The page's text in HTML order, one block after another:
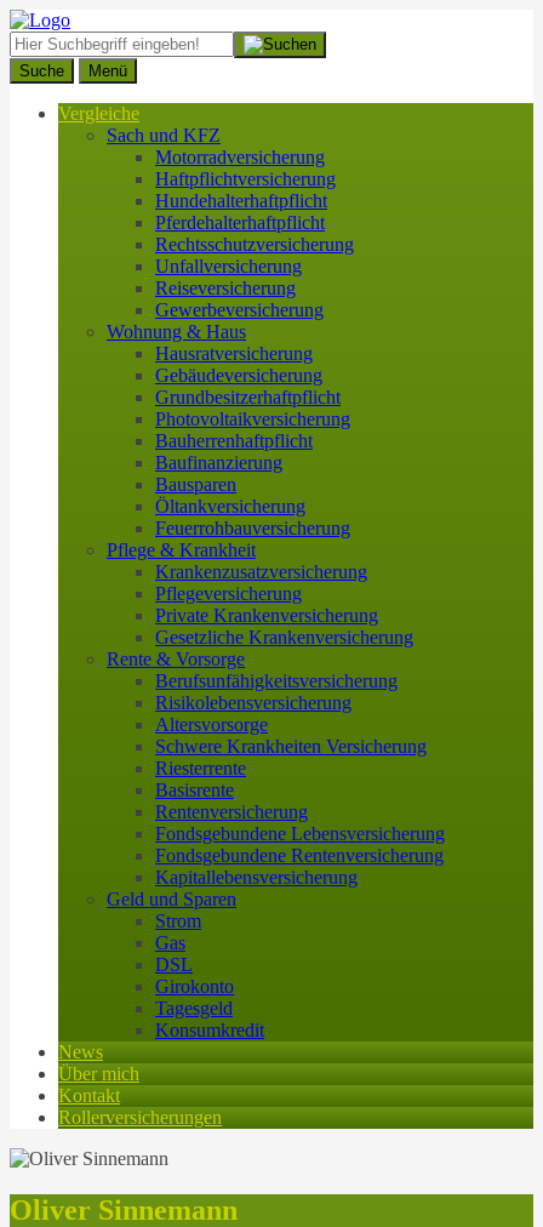
Suche Menü
Vergleiche
Sach und KFZ
Motorradversicherung
Haftpflichtversicherung
Hundehalterhaftpflicht
Pferdehalterhaftpflicht
Rechtsschutzversicherung
Unfallversicherung
Reiseversicherung
Gewerbeversicherung
Wohnung & Haus
Hausratversicherung
Gebäudeversicherung
Grundbesitzerhaftpflicht
Photovoltaikversicherung
Bauherrenhaftpflicht
Baufinanzierung
Bausparen
Öltankversicherung
Feuerrohbauversicherung
Pflege & Krankheit
Krankenzusatzversicherung
Pflegeversicherung
Private Krankenversicherung
Gesetzliche Krankenversicherung
Rente & Vorsorge
Berufs­unfähigkeitsversicherung
Risikolebensversicherung
Altersvorsorge
Schwere Krankheiten Versicherung
Riesterrente
Basisrente
Rentenversicherung
Fondsgebundene Lebensversicherung
Fondsgebundene Rentenversicherung
Kapitallebensversicherung
Geld und Sparen
Strom
Gas
DSL
Girokonto
Tagesgeld
Konsumkredit
News
Über mich
Kontakt
Rollerversicherungen
Oliver Sinnemann